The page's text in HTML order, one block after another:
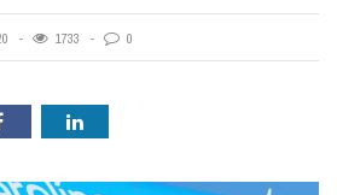
1733 0